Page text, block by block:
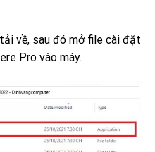
về, sau đó mở file cài đặt
Pro vào máy.